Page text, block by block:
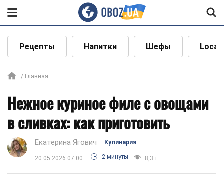
Рецепты Напитки Шефы Local
Главная
Нежное куриное филе с овощами
в сливках: как приготовить
Екатерина Ягович Кулинария
20.05.2026 07:00 2 минуты 8,3 т.